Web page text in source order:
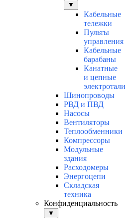
▼
Кабельные
тележки
Пульты
управления
Кабельные
барабаны
Канатные
и цепные
электротали
Шинопроводы
РВД и ПВД
Насосы
Вентиляторы
Теплообменники
Компрессоры
Модульные
здания
Расходомеры
Энергоцепи
Складская
техника
Конфиденциальность
▼